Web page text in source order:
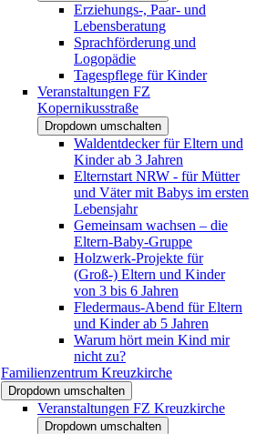
Erziehungs-, Paar- und
Lebensberatung
Sprachförderung und
Logopädie
Tagespflege für Kinder
Veranstaltungen FZ
Kopernikusstraße
Dropdown umschalten
Waldentdecker für Eltern und
Kinder ab 3 Jahren
Elternstart NRW - für Mütter
und Väter mit Babys im ersten
Lebensjahr
Gemeinsam wachsen – die
Eltern-Baby-Gruppe
Holzwerk-Projekte für
(Groß-) Eltern und Kinder
von 3 bis 6 Jahren
Fledermaus-Abend für Eltern
und Kinder ab 5 Jahren
Warum hört mein Kind mir
nicht zu?
Familienzentrum Kreuzkirche
Dropdown umschalten
Veranstaltungen FZ Kreuzkirche
Dropdown umschalten